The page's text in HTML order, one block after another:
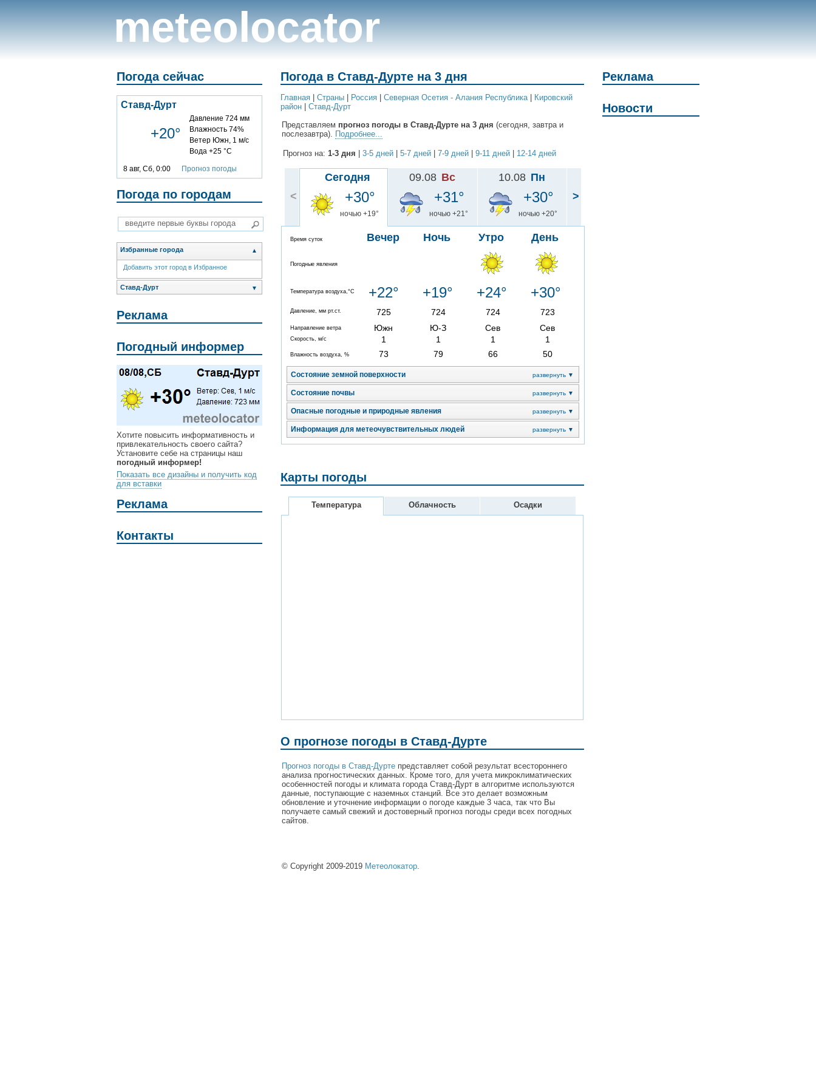
meteolocator
Погода сейчас
Ставд-Дурт
+20°
Давление 724 мм
Влажность 74%
Ветер Южн, 1 м/с
Вода +25 °C
8 авг, Сб, 0:00 Прогноз погоды
Погода по городам
Избранные города ▲
Добавить этот город в Избранное
Ставд-Дурт ▼
Реклама
Погодный информер
Хотите повысить информативность и
привлекательность своего сайта?
Установите себе на страницы наш
погодный информер!
Показать все дизайны и получить код
для вставки
Реклама
Контакты
Погода в Ставд-Дурте на 3 дня
Главная Cтраны Россия Северная Осетия - Алания Республика|
Кировский
район
Ставд-Дурт
Представляем прогноз погоды в Ставд-Дурте на 3 дня (сегодня, завтра и
послезавтра). Подробнее...
Прогноз на: 1-3 дня 3-5 дней 5-7 дней 7-9 дней 9-11 дней 12-14 дней
<
Сегодня
+30°
ночью +19°
Время суток Вечер Ночь Утро День
Погодные явления
Температура воздуха,°C +22° +19° +24° +30°
Давление, мм рт.ст. 725 724 724 723
Направление ветра Южн Ю-З Сев Сев
Скорость, м/с 1 1 1 1
Влажность воздуха, % 73 79 66 50
Состояние земной поверхности развернуть ▼
Состояние почвы развернуть ▼
Опасные погодные и природные явления развернуть ▼
Информация для метеочувствительных людей развернуть ▼
09.08 Вс
+31°
ночью +21°
10.08 Пн
+30°
ночью +20°
>
Карты погоды
Температура Облачность Осадки
О прогнозе погоды в Ставд-Дурте
Прогноз погоды в Ставд-Дурте представляет собой результат всестороннего
анализа прогностических данных. Кроме того, для учета микроклиматических
особенностей погоды и климата города Ставд-Дурт в алгоритме используются
данные, поступающие с наземных станций. Все это делает возможным
обновление и уточнение информации о погоде каждые 3 часа, так что Вы
получаете самый свежий и достоверный прогноз погоды среди всех погодных
сайтов.
© Copyright 2009-2019 Метеолокатор
Реклама
Новости